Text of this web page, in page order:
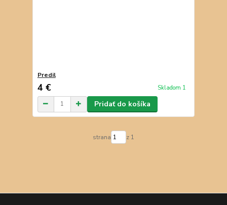
Predil
4 € Skladom 1
Pridať do košíka
strana z 1